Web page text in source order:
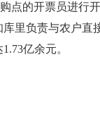
的开票员进行
里负责与农户
亿余元。